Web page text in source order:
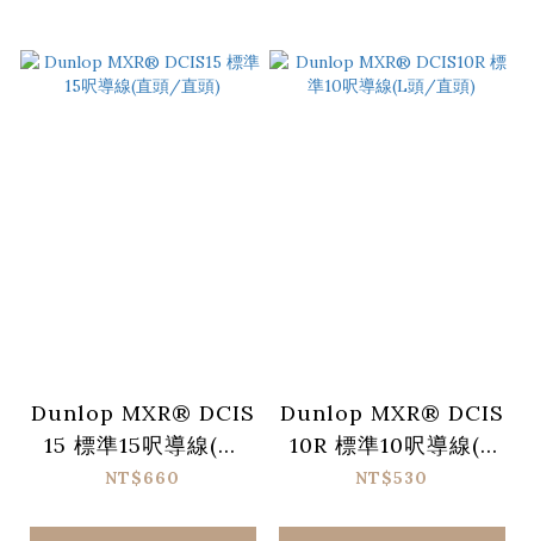
Dunlop MXR® DCIS
15 標準15呎導線(直
頭/直頭)
NT$660
Dunlop MXR® DCIS
10R 標準10呎導線(L
頭/直頭)
NT$530